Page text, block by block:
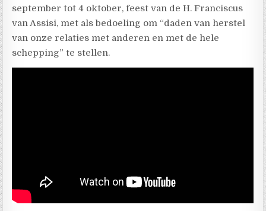
september tot 4 oktober, feest van de H. Franciscus
van Assisi, met als bedoeling om “daden van herstel
van onze relaties met anderen en met de hele
schepping” te stellen.